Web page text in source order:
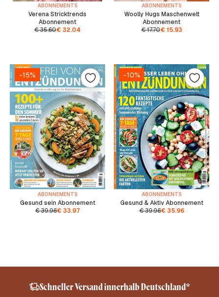
ABONNEMENTS
Verena Stricktrends
Abonnement
€35.60€ 32.04
ABONNEMENTS
Woolly Hugs Maschenwelt
Abonnement
€17.70€ 15.93
-15%
ABONNEMENTS
Gesund sein Abonnement
€39.96€ 33.97
-10%
ABONNEMENTS
Gesund & Aktiv Abonnement
€39.96€ 35.96
Sheep Friendly – No Mulesing